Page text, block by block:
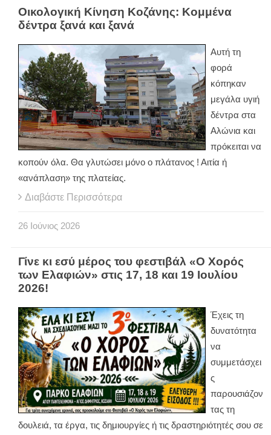
Οικολογική Κίνηση Κοζάνης: Κομμένα
δέντρα ξανά και ξανά
Αυτή τη
φορά
κόπηκαν
μεγάλα υγιή
δέντρα στα
Αλώνια και
πρόκειται να
κοπούν όλα. Θα γλυτώσει μόνο ο πλάτανος ! Αιτία ή
«ανάπλαση» της πλατείας.
Διαβάστε Περισσότερα
26 Ιούνιος 2026
Γίνε κι εσύ μέρος του φεστιβάλ «Ο Χορός
των Ελαφιών» στις 17, 18 και 19 Ιουλίου
2026!
Έχεις τη
δυνατότητα
να
συμμετάσχει
ς
παρουσιάζον
τας τη
δουλειά, τα έργα, τις δημιουργίες ή τις δραστηριότητές σου σε